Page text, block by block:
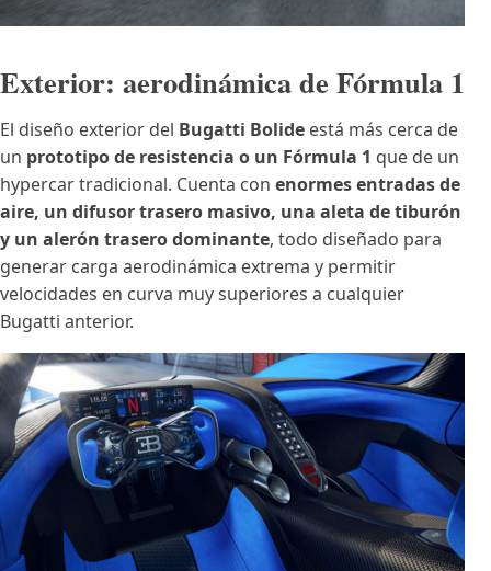
Exterior: aerodinámica de Fórmula 1
El diseño exterior del Bugatti Bolide está más cerca de
un prototipo de resistencia o un Fórmula 1 que de un
hypercar tradicional. Cuenta con enormes entradas de
aire, un difusor trasero masivo, una aleta de tiburón
y un alerón trasero dominante, todo diseñado para
generar carga aerodinámica extrema y permitir
velocidades en curva muy superiores a cualquier
Bugatti anterior.